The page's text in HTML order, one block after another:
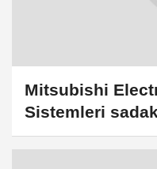
Mitsubishi
Sistemleri